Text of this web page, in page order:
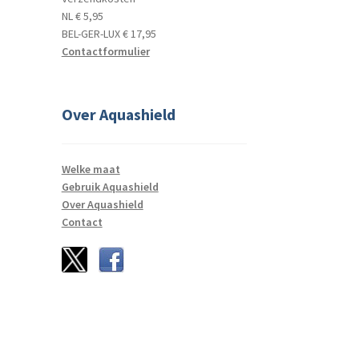
NL € 5,95
BEL-GER-LUX € 17,95
Contactformulier
Over Aquashield
Welke maat
Gebruik Aquashield
Over Aquashield
Contact